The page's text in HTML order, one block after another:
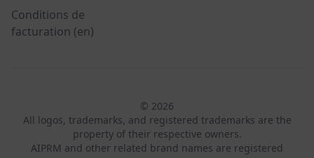
Conditions de
facturation (en)
© 2026
All logos, trademarks, and registered trademarks are the
property of their respective owners.
AIPRM and other related brand names are registered